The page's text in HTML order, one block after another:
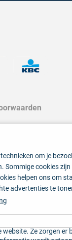
om je
Sommige cookies
helpen ons om
advertenties te
website. Ze zorgen er